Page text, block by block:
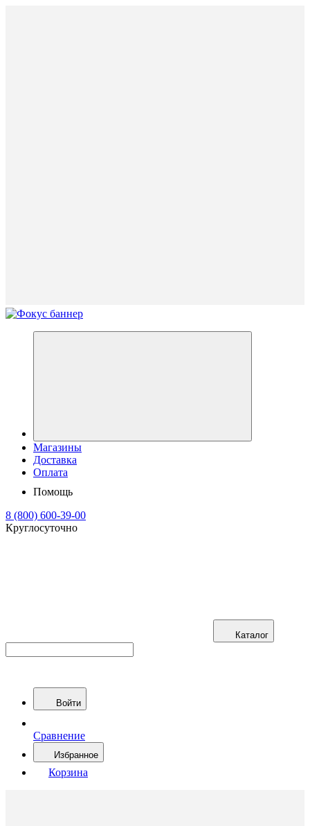
Магазины
Доставка
Оплата
Помощь
8 (800) 600-39-00
Круглосуточно
Каталог
Войти
Сравнение
Избранное
Корзина